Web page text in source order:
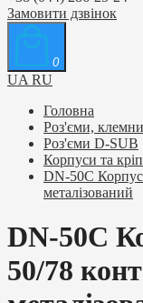
Замовити дзвінок
0
UA RU
Головна
Роз'єми,
Роз'єми D-SUB
Корпуси та
DN-50C Корпус
металізований
DN-50C
50/78